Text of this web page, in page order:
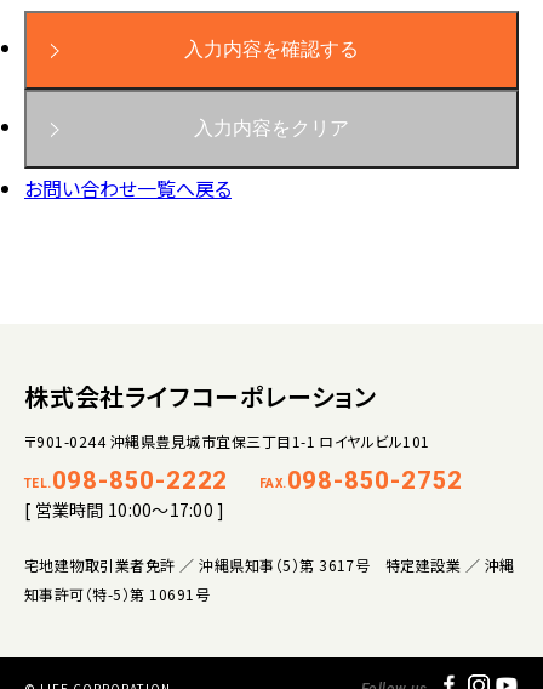
お問い合わせ一覧へ戻る
株式会社ライフコーポレーション
〒901-0244 沖縄県豊見城市宜保三丁目1-1 ロイヤルビル101
TEL. 098-850-2222 FAX. 098-850-2752
[ 営業時間 10:00～17:00 ]
宅地建物取引業者免許 ／ 沖縄県知事（5）第 3617号 特定建設業 ／ 沖縄
知事許可（特-5）第 10691号